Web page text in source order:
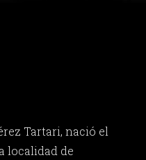
Tartari, nació el
localidad de